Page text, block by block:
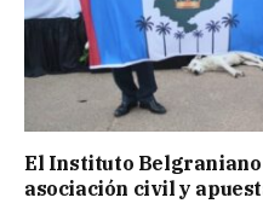
El Instituto
asociación civil y